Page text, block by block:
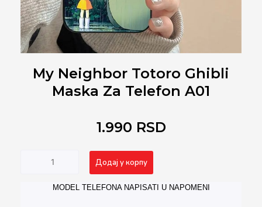
My Neighbor Totoro Ghibli
Maska Za Telefon A01
1.990 RSD
Додај у корпу
MODEL TELEFONA NAPISATI U NAPOMENI